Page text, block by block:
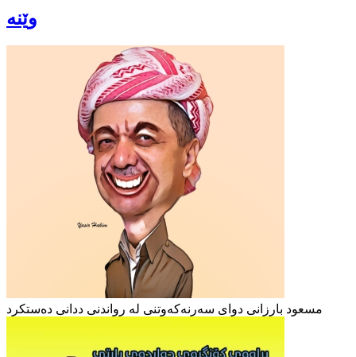
وێنە
مسعود بارزانی دوای سەرنەکەوتنی لە رواندنی ددانی دەستکرد